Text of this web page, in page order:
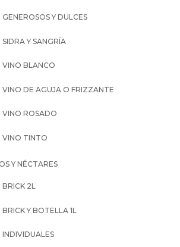
GENEROSOS Y DULCES
SIDRA Y SANGRÍA
VINO BLANCO
VINO DE AGUJA O FRIZZANTE
VINO ROSADO
VINO TINTO
Y NÉCTARES
BRICK 2L
BRICK Y BOTELLA 1L
INDIVIDUALES